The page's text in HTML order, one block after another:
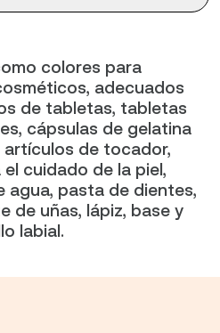
colores para
adecuados
de tabletas, tabletas
cápsulas de gelatina
artículos de tocador,
cuidado de la piel,
agua, pasta de dientes,
de uñas, lápiz, base y
labial.